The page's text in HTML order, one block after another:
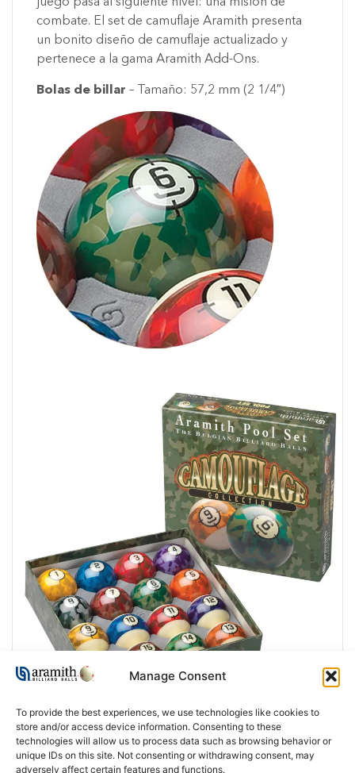
Manage Consent
To provide the best experiences, we use technologies like cookies to
store and/or access device information. Consenting to these
technologies will allow us to process data such as browsing behavior or
unique IDs on this site. Not consenting or withdrawing consent, may
adversely affect certain features and functions.
combate. El set de camuflaje Aramith presenta
un bonito diseño de camuflaje actualizado y
pertenece a la gama Aramith Add-Ons.
Bolas de billar – Tamaño: 57,2 mm (2 1/4″)